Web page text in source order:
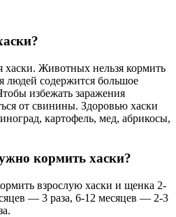
Животных нельзя кормить
людей содержится большое
избежать заражения
от свинины. Здоровью хаски
картофель, мед, абрикосы,
кормить хаски?
взрослую хаски и щенка 2-
— 3 раза, 6-12 месяцев — 2-3